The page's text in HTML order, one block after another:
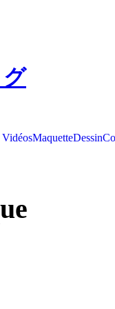
VidéosMaquetteDessin